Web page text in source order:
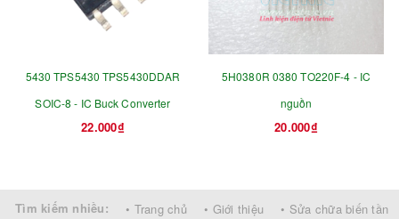
5430 TPS5430 TPS5430DDAR
SOIC-8 - IC Buck Converter
22.000₫
5H0380R 0380 TO220F-4 - IC
nguồn
20.000₫
Tìm kiếm nhiều: • Trang chủ • Giới thiệu • Sửa chữa biến tần